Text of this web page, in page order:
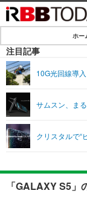
IT・デジタル
SPEED TEST
エンタメ
ライフ
リリース一覧
ホー
注目記事
10G光回線導
サムスン、ま
クリスタルで“
「GALAXY S5